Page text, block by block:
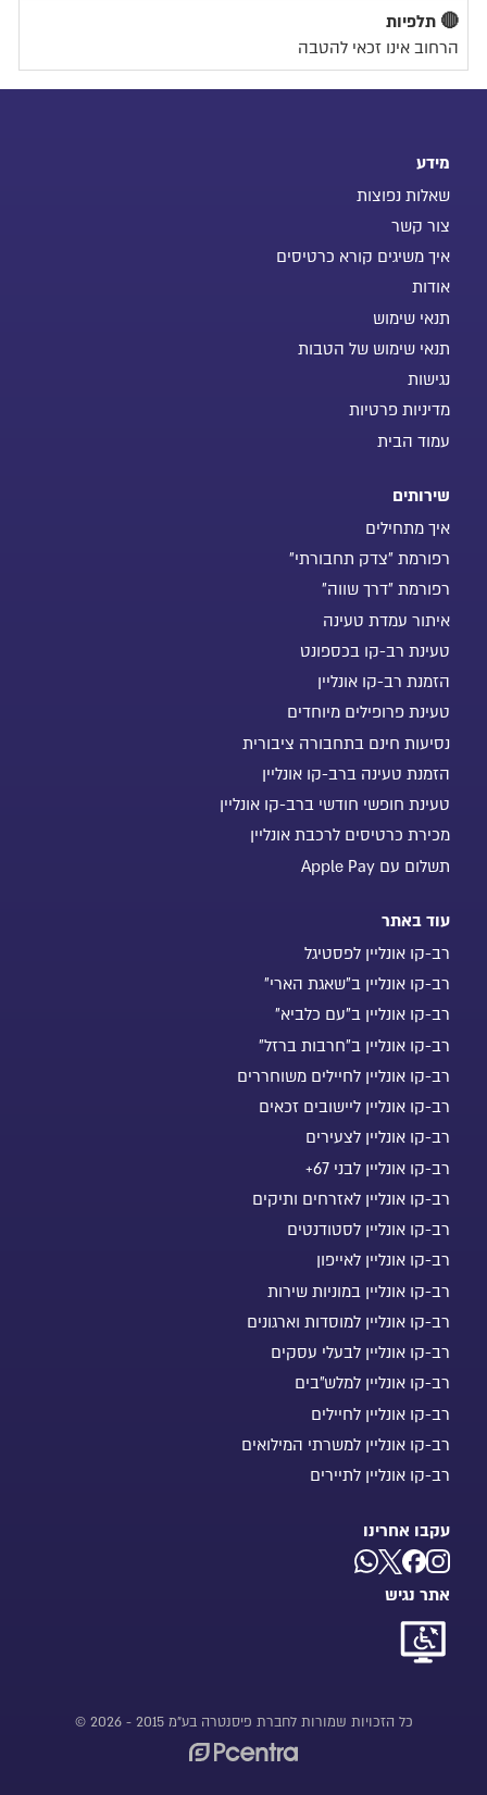
🔴 תלפיות
הרחוב אינו זכאי להטבה
מידע
שאלות נפוצות
צור קשר
איך משיגים קורא כרטיסים
אודות
תנאי שימוש
תנאי שימוש של הטבות
נגישות
מדיניות פרטיות
עמוד הבית
שירותים
איך מתחילים
רפורמת "צדק תחבורתי"
רפורמת "דרך שווה"
איתור עמדת טעינה
טעינת רב-קו בכספונט
הזמנת רב-קו אונליין
טעינת פרופילים מיוחדים
נסיעות חינם בתחבורה ציבורית
הזמנת טעינה ברב-קו אונליין
טעינת חופשי חודשי ברב-קו אונליין
מכירת כרטיסים לרכבת אונליין
תשלום עם Apple Pay
עוד באתר
רב-קו אונליין לפסטיגל
רב-קו אונליין ב"שאגת הארי"
רב-קו אונליין ב"עם כלביא"
רב-קו אונליין ב"חרבות ברזל"
רב-קו אונליין לחיילים משוחררים
רב-קו אונליין ליישובים זכאים
רב-קו אונליין לצעירים
רב-קו אונליין לבני 67+
רב-קו אונליין לאזרחים ותיקים
רב-קו אונליין לסטודנטים
רב-קו אונליין לאייפון
רב-קו אונליין במוניות שירות
רב-קו אונליין למוסדות וארגונים
רב-קו אונליין לבעלי עסקים
רב-קו אונליין למלש"בים
רב-קו אונליין לחיילים
רב-קו אונליין למשרתי המילואים
רב-קו אונליין לתיירים
עקבו אחרינו
אתר נגיש
כל הזכויות שמורות לחברת פיסנטרה בע"מ 2015 - 2026 ©